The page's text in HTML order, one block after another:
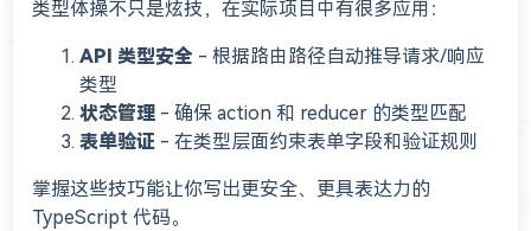
类型体操不只是炫技，在实际项目中有很多应用：
API 类型安全 - 根据路由路径自动推导请求/响应
类型
状态管理- 确保 action 和 reducer 的类型匹配
表单验证- 在类型层面约束表单字段和验证规则
掌握这些技巧能让你写出更安全、更具表达力的
TypeScript 代码。